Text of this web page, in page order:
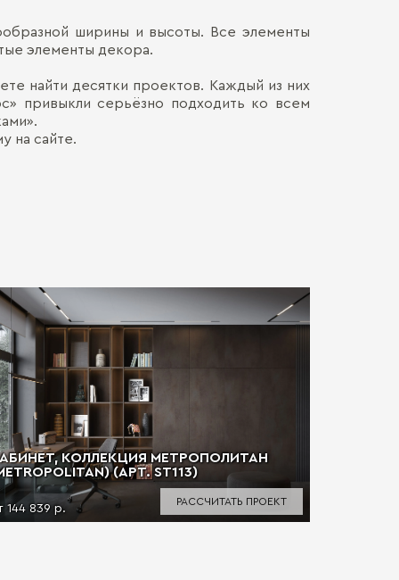
ширины и высоты. Все элементы
элементы декора.
найти десятки проектов. Каждый из них
привыкли серьёзно подходить ко всем
на сайте.
КОЛЛЕКЦИЯ МЕТРОПОЛИТАН
(АРТ. ST113)
144 839 р.
РАССЧИТАТЬ ПРОЕКТ